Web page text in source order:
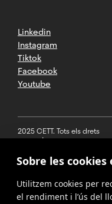
Linkedin
Instagram
Tiktok
Facebook
Youtube
2025 CETT. Tots els drets
reservats
Avís legal
Política de
privacitat
Sobre les
Utilitzem cookies per
el rendiment i l’ús del